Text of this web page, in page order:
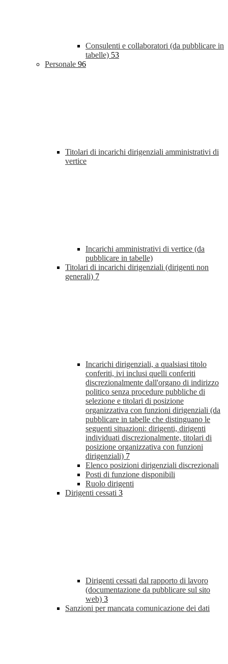
Consulenti e collaboratori (da pubblicare in
tabelle) 53
Personale 96
Titolari di incarichi dirigenziali amministrativi di
vertice
Incarichi amministrativi di vertice (da
pubblicare in tabelle)
Titolari di incarichi dirigenziali (dirigenti non
generali) 7
Incarichi dirigenziali, a qualsiasi titolo
conferiti, ivi inclusi quelli conferiti
discrezionalmente dall'organo di indirizzo
politico senza procedure pubbliche di
selezione e titolari di posizione
organizzativa con funzioni dirigenziali (da
pubblicare in tabelle che distinguano le
seguenti situazioni: dirigenti, dirigenti
individuati discrezionalmente, titolari di
posizione organizzativa con funzioni
dirigenziali) 7
Elenco posizioni dirigenziali discrezionali
Posti di funzione disponibili
Ruolo dirigenti
Dirigenti cessati 3
Dirigenti cessati dal rapporto di lavoro
(documentazione da pubblicare sul sito
web) 3
Sanzioni per mancata comunicazione dei dati